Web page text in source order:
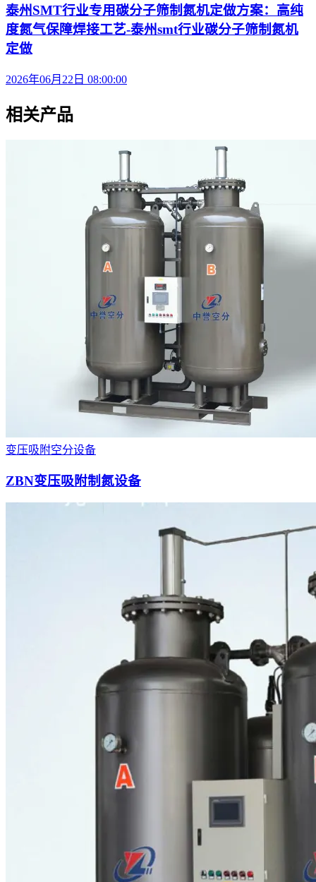
泰州SMT行业专用碳分子筛制氮机定做方案：高纯
度氮气保障焊接工艺-泰州smt行业碳分子筛制氮机
定做
2026年06月22日 08:00:00
相关产品
变压吸附空分设备
ZBN变压吸附制氮设备